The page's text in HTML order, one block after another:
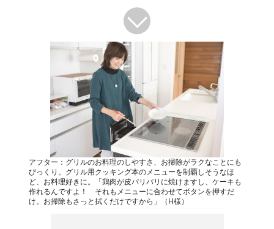
アフター：グリルのお料理のしやすさ、お掃除がラクなことにも
びっくり。グリル用クッキング本のメニューを制覇しそうなほ
ど、お料理好きに。「鶏肉が皮パリパリに焼けますし、ケーキも
作れるんですよ！ それもメニューに合わせてボタンを押すだ
け。お掃除もさっと拭くだけですから」（H様）